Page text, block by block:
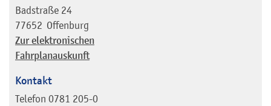
Badstraße 24
77652 Offenburg
Zur elektronischen
Fahrplanauskunft
Kontakt
Telefon 0781 205-0